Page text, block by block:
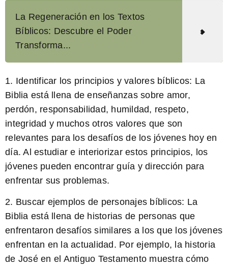
La Regeneración en los Textos
Bíblicos: Descubre el Poder
Transforma...
1. Identificar los principios y valores bíblicos: La
Biblia está llena de enseñanzas sobre amor,
perdón, responsabilidad, humildad, respeto,
integridad y muchos otros valores que son
relevantes para los desafíos de los jóvenes hoy en
día. Al estudiar e interiorizar estos principios, los
jóvenes pueden encontrar guía y dirección para
enfrentar sus problemas.
2. Buscar ejemplos de personajes bíblicos: La
Biblia está llena de historias de personas que
enfrentaron desafíos similares a los que los jóvenes
enfrentan en la actualidad. Por ejemplo, la historia
de José en el Antiguo Testamento muestra cómo